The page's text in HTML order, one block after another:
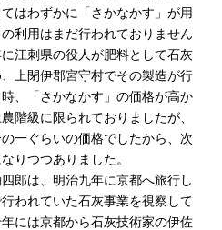
はわずかに「さかなかす」が用
利用はまだ行われておりません
江刺県の役人が肥料として石灰
上閉伊郡宮守村でその製造が行
、「さかなかす」の価格が高か
階級に限られておりましたが、
一ぐらいの価格でしたから、次
りつつありました。
郎は、明治九年に京都へ旅行し
われていた石灰事業を視察して
には京都から石灰技術家の伊佐